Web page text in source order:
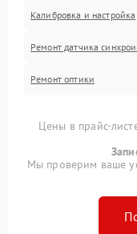
Калибровка и настройка
Ремонт датчика
Ремонт оптики
Цены в прайс-
Мы проверим ваше